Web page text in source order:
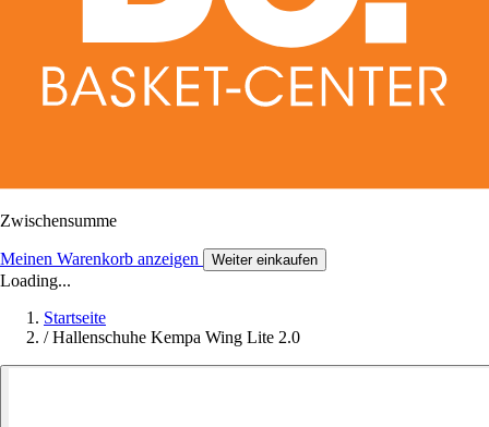
Zwischensumme
Meinen Warenkorb anzeigen Weiter einkaufen
Loading...
Startseite
/ Hallenschuhe Kempa Wing Lite 2.0